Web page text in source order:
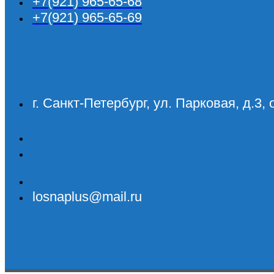
+7(921) 965-65-69
г. Санкт-Петербург, ул. Парковая, д.3,
losnaplus@mail.ru